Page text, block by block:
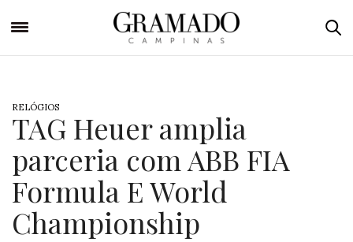
RELÓGIOS
TAG Heuer amplia
parceria com ABB FIA
Formula E World
Championship